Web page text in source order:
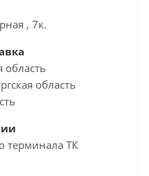
, 7к.
область
область
терминала ТК